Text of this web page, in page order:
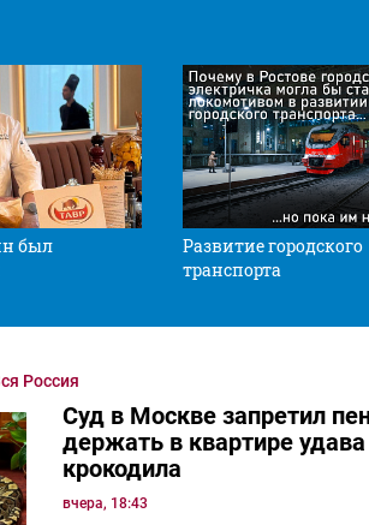
был
Развитие городского
транспорта
Россия
Суд в Москве запретил
держать в квартире
крокодила
вчера, 18:43